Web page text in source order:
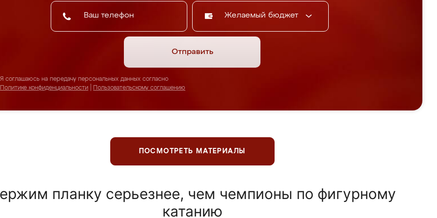
Желаемый бюджет
Отправить
Я соглашаюсь на передачу персональных данных согласно
Политике конфиденциальности
Пользовательскому соглашению
ПОСМОТРЕТЬ МАТЕРИАЛЫ
планку серьезнее, чем чемпионы по фигурному
катанию